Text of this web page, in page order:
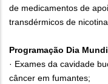
de medicamentos de
transdérmicos de
Programação Dia
· Exames da cavidade
câncer em fumantes;